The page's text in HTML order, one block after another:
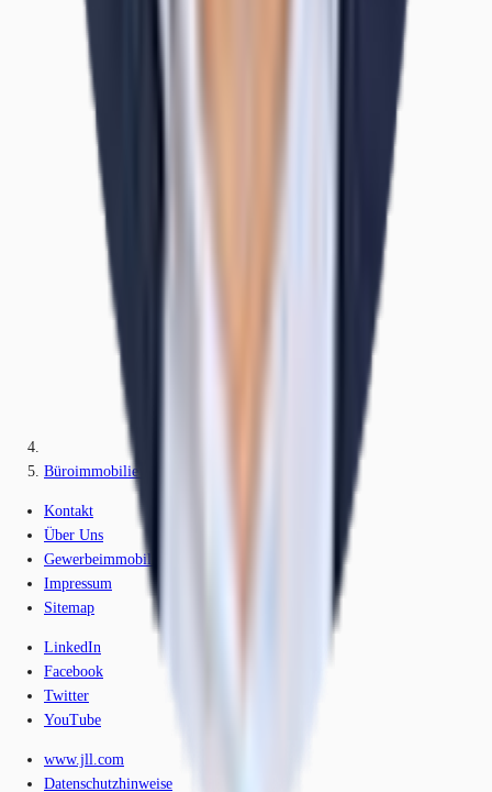
Büroimmobilie - Berlin, Mitte - B3303
Kontakt
Über Uns
Gewerbeimmobilien-Lexikon
Impressum
Sitemap
LinkedIn
Facebook
Twitter
YouTube
www.jll.com
Datenschutzhinweise